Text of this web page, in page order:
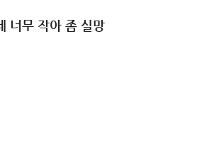
너무 작아 좀 실망